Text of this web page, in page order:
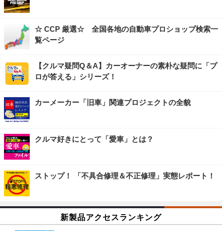
☆ CCP 厳選☆ 全国各地の自動車プロショップ検索一
覧ページ
【クルマ疑問Q＆A】カーオーナーの素朴な疑問に「プ
ロが答える」シリーズ！
カーメーカー「旧車」関連プロジェクトの全貌
クルマ好きにとって「愛車」とは？
ストップ！ 「不具合修理＆不正修理」実態レポート！
新製品アクセスランキング